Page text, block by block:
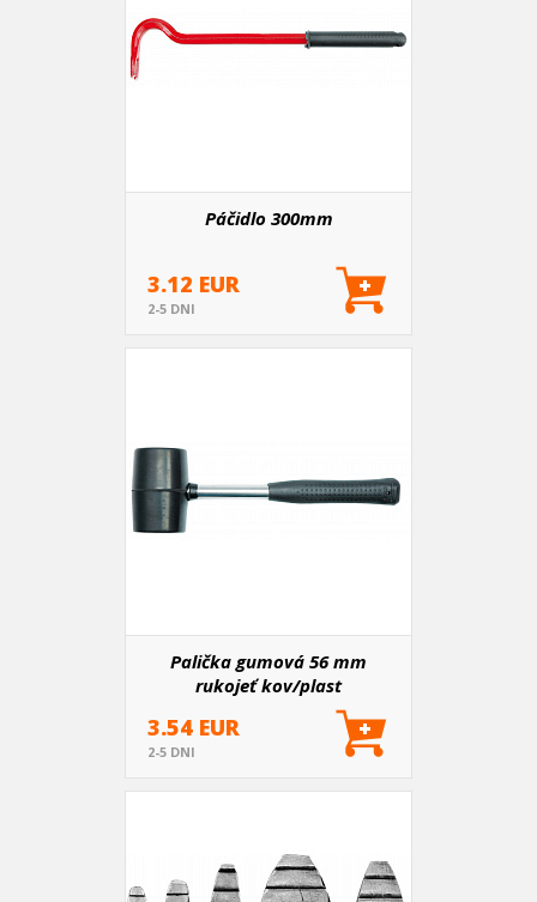
Páčidlo 300mm
3.12 EUR
2-5 DNI
Palička gumová 56 mm
rukojeť kov/plast
3.54 EUR
2-5 DNI